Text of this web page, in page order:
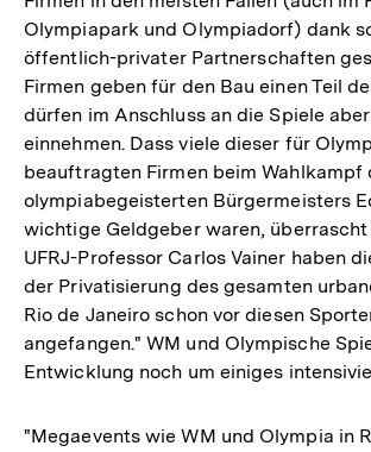
Olympiapark und Olympiadorf) dank
öffentlich-privater Partnerschaften
Firmen geben für den Bau einen Teil
dürfen im Anschluss an die Spiele
einnehmen. Dass viele dieser für
beauftragten Firmen beim Wahlkampf
olympiabegeisterten Bürgermeisters
wichtige Geldgeber waren,
UFRJ-Professor Carlos Vainer haben
der Privatisierung des gesamten
Rio de Janeiro schon vor diesen
angefangen." WM und Olympische
Entwicklung noch um einiges
"Megaevents wie WM und Olympia in